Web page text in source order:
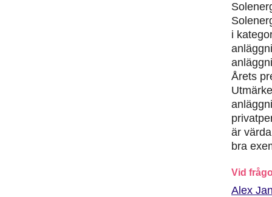
i
Årets
är
bra
Vid
Alex